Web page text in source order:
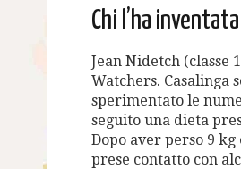
Chi l’ha inventata
Jean Nidetch (classe
Watchers. Casalinga
sperimentato le
seguito una dieta
Dopo aver perso 9
prese contatto con